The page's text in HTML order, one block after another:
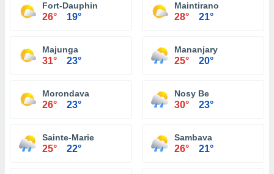
Fort-Dauphin
26° 19°
Maintirano
28° 21°
Majunga
31° 23°
Mananjary
25° 20°
Morondava
26° 23°
Nosy Be
30° 23°
Sainte-Marie
25° 22°
Sambava
26° 21°